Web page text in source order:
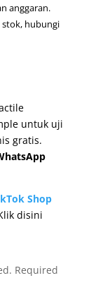
anggaran.
stok, hubungi
untuk uji
gratis.
Shop
disini
Required